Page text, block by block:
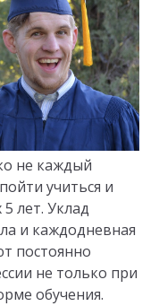
не каждый
учиться и
лет. Уклад
и каждодневная
постоянно
не только при
обучения.